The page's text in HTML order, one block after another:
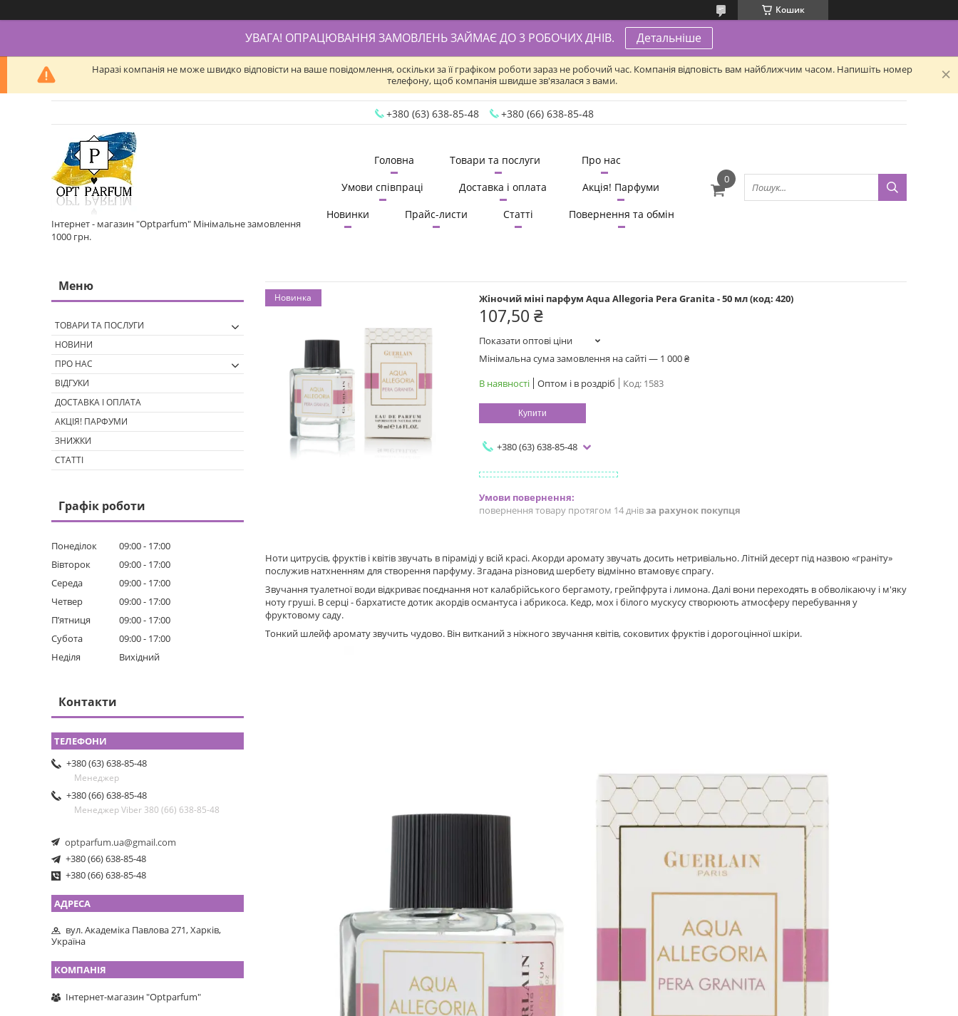
Кошик
УВАГА! ОПРАЦЮВАННЯ ЗАМОВЛЕНЬ ЗАЙМАЄ ДО 3 РОБОЧИХ ДНІВ. Детальніше
Наразі компанія не може швидко відповісти на ваше повідомлення, оскільки за її графіком роботи зараз не робочий час. Компанія відповість вам найближчим часом. Напишіть номер
телефону, щоб компанія швидше зв'язалася з вами.
+380 (63) 638-85-48 +380 (66) 638-85-48
Інтернет - магазин "Optparfum" Мінімальне замовлення
1000 грн.
Головна Товари та послуги
Про нас
Умови співпраці
Доставка і оплата
Акція! Парфуми
Новинки
Прайс-листи Статті Повернення та обмін
Новинка Жіночий міні парфум Aqua Allegoria Pera Granita - 50 мл (код: 420)
107,50 ₴
Показати оптові ціни
Мінімальна сума замовлення на сайті — 1 000 ₴
В наявності
Оптом і в роздріб Код: 1583
Купити
+380 (63) 638-85-48
повернення товару протягом 14 днівза рахунок покупця
Ноти цитрусів, фруктів і квітів звучать в піраміді у всій красі. Акорди аромату звучать досить нетривіально. Літній десерт під назвою «граніту»
послужив натхненням для створення парфуму. Згадана різновид шербету відмінно втамовує спрагу.
Звучання туалетної води відкриває поєднання нот калабрійського бергамоту, грейпфрута і лимона. Далі вони переходять в обволікаючу і м'яку
ноту груші. В серці - бархатисте дотик акордів османтуса і абрикоса. Кедр, мох і білого мускусу створюють атмосферу перебування у
фруктовому саду.
Тонкий шлейф аромату звучить чудово. Він витканий з ніжного звучання квітів, соковитих фруктів і дорогоцінної шкіри.
ТОВАРИ ТА ПОСЛУГИ
НОВИНИ
ПРО НАС
ВІДГУКИ
ДОСТАВКА І ОПЛАТА
АКЦІЯ! ПАРФУМИ
ЗНИЖКИ
СТАТТІ
Графік роботи
Понеділок 09:00
17:00
Вівторок
09:00
17:00
Середа
09:00
17:00
Четвер
09:00
17:00
Пʼятниця
09:00
17:00
Субота
09:00
17:00
Неділя
Вихідний
Контакти
+380 (63) 638-85-48
Менеджер
+380 (66) 638-85-48
Менеджер Viber 380 (66) 638-85-48
optparfum.ua@gmail.com
+380 (66) 638-85-48
+380 (66) 638-85-48
вул. Академіка Павлова 271, Харків,
Україна
Інтернет-магазин "Optparfum"